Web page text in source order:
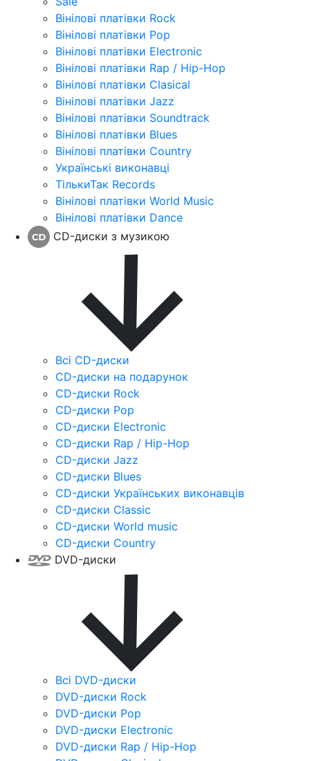
Вінілові платівки Rock
Вінілові платівки Pop
Вінілові платівки Electronic
Вінілові платівки Rap / Hip-Hop
Вінілові платівки Clasical
Вінілові платівки Jazz
Вінілові платівки Soundtrack
Вінілові платівки Blues
Вінілові платівки Country
Українські виконавці
ТількиТак Records
Вінілові платівки World Music
Вінілові платівки Dance
CD-диски з музикою
Всі CD-диски
CD-диски на подарунок
CD-диски Rock
CD-диски Pop
CD-диски Electronic
CD-диски Rap / Hip-Hop
CD-диски Jazz
CD-диски Blues
CD-диски Українських виконавців
CD-диски Classic
CD-диски World music
CD-диски Country
DVD-диски
Всі DVD-диски
DVD-диски Rock
DVD-диски Pop
DVD-диски Electronic
DVD-диски Rap / Hip-Hop